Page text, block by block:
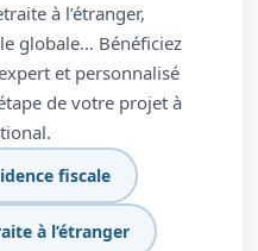
à l’étranger,
globale… Bénéficiez
et personnalisé
de votre projet à
fiscale
à l’étranger